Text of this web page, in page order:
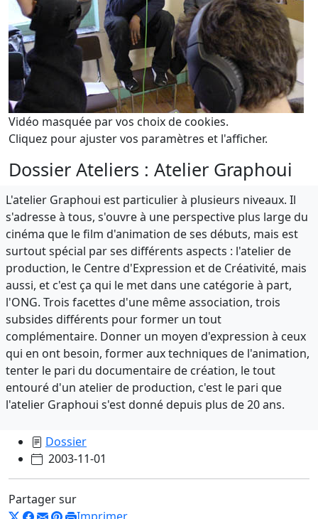
Vidéo masquée par vos choix de cookies.
Cliquez pour ajuster vos paramètres et l'afficher.
Dossier Ateliers : Atelier Graphoui
L'atelier Graphoui est particulier à plusieurs niveaux. Il
s'adresse à tous, s'ouvre à une perspective plus large du
cinéma que le film d'animation de ses débuts, mais est
surtout spécial par ses différents aspects : l'atelier de
production, le Centre d'Expression et de Créativité, mais
aussi, et c'est ça qui le met dans une catégorie à part,
l'ONG. Trois facettes d'une même association, trois
subsides différents pour former un tout
complémentaire. Donner un moyen d'expression à ceux
qui en ont besoin, former aux techniques de l'animation,
tenter le pari du documentaire de création, le tout
entouré d'un atelier de production, c'est le pari que
l'atelier Graphoui s'est donné depuis plus de 20 ans.
Dossier
2003-11-01
Partager sur